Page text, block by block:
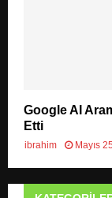
Google AI
Etti
ibrahim Mayıs